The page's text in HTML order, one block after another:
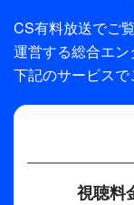
CS有料放送でご
運営する総合エン
下記のサービスで
視聴料